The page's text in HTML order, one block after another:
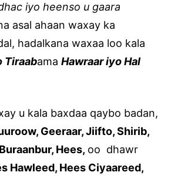
iyo heenso u gaara
asal ahaan waxay ka
hadalkana waxaa loo kala
Tiraabama Hawraar iyo Hal
u kala baxdaa qaybo badan,
Geeraar, Jiifto, Shirib,
Hees, oo dhawr
Hawleed, Hees Ciyaareed,